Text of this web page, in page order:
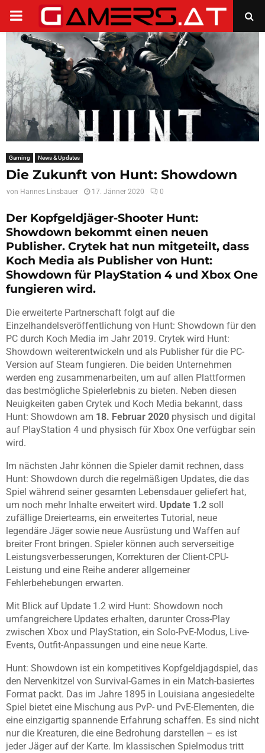
PRIMARY
MENU
Gaming News & Updates
Die Zukunft von Hunt: Showdown
von Hannes Linsbauer 17. Jänner 2020 0
Der Kopfgeldjäger-Shooter Hunt:
Showdown bekommt einen neuen
Publisher. Crytek hat nun mitgeteilt, dass
Koch Media als Publisher von Hunt:
Showdown für PlayStation 4 und Xbox One
fungieren wird.
Die erweiterte Partnerschaft folgt auf die
Einzelhandelsveröffentlichung von Hunt: Showdown für den
PC durch Koch Media im Jahr 2019. Crytek wird Hunt:
Showdown weiterentwickeln und als Publisher für die PC-
Version auf Steam fungieren. Die beiden Unternehmen
werden eng zusammenarbeiten, um auf allen Plattformen
das bestmögliche Spielerlebnis zu bieten. Neben diesen
Neuigkeiten gaben Crytek und Koch Media bekannt, dass
Hunt: Showdown am 18. Februar 2020 physisch und digital
auf PlayStation 4 und physisch für Xbox One verfügbar sein
wird.
Im nächsten Jahr können die Spieler damit rechnen, dass
Hunt: Showdown durch die regelmäßigen Updates, die das
Spiel während seiner gesamten Lebensdauer geliefert hat,
um noch mehr Inhalte erweitert wird. Update 1.2 soll
zufällige Dreierteams, ein erweitertes Tutorial, neue
legendäre Jäger sowie neue Ausrüstung und Waffen auf
breiter Front bringen. Spieler können auch serverseitige
Leistungsverbesserungen, Korrekturen der Client-CPU-
Leistung und eine Reihe anderer allgemeiner
Fehlerbehebungen erwarten.
Mit Blick auf Update 1.2 wird Hunt: Showdown noch
umfangreichere Updates erhalten, darunter Cross-Play
zwischen Xbox und PlayStation, ein Solo-PvE-Modus, Live-
Events, Outfit-Anpassungen und eine neue Karte.
Hunt: Showdown ist ein kompetitives Kopfgeldjagdspiel, das
den Nervenkitzel von Survival-Games in ein Match-basiertes
Format packt. Das im Jahre 1895 in Louisiana angesiedelte
Spiel bietet eine Mischung aus PvP- und PvE-Elementen, die
eine einzigartig spannende Erfahrung schaffen. Es sind nicht
nur die Kreaturen, die eine Bedrohung darstellen – es ist
jeder Jäger auf der Karte. Im klassischen Spielmodus tritt